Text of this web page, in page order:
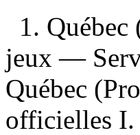
1. Québec
jeux —
Québec
officielles I.